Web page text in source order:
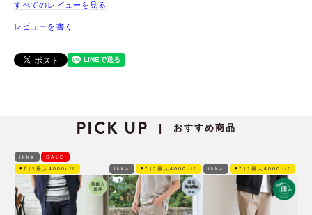
すべてのレビューを見る
レビューを書く
PICK UP | おすすめ商品
ikka SALE
ﾓｱｵﾌ最大4000off ikka ﾓｱｵﾌ最大4000off ikka ﾓｱｵﾌ最大4000off